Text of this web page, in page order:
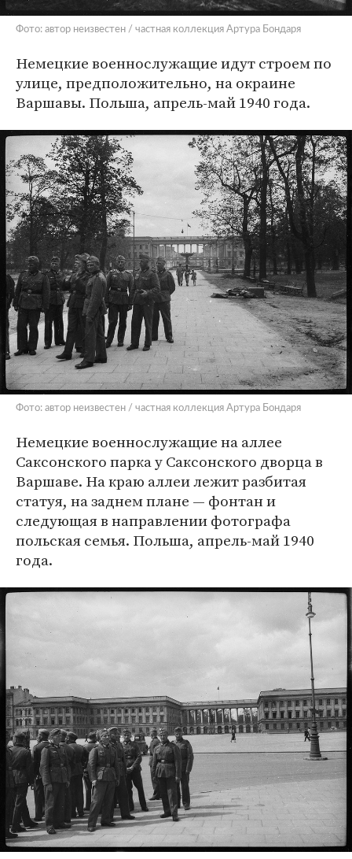
Фото: автор неизвестен / частная коллекция Артура Бондаря
Немецкие военнослужащие идут строем по
улице, предположительно, на окраине
Варшавы. Польша, апрель-май 1940 года.
Фото: автор неизвестен / частная коллекция Артура Бондаря
Немецкие военнослужащие на аллее
Саксонского парка у Саксонского дворца в
Варшаве. На краю аллеи лежит разбитая
статуя, на заднем плане — фонтан и
следующая в направлении фотографа
польская семья. Польша, апрель-май 1940
года.